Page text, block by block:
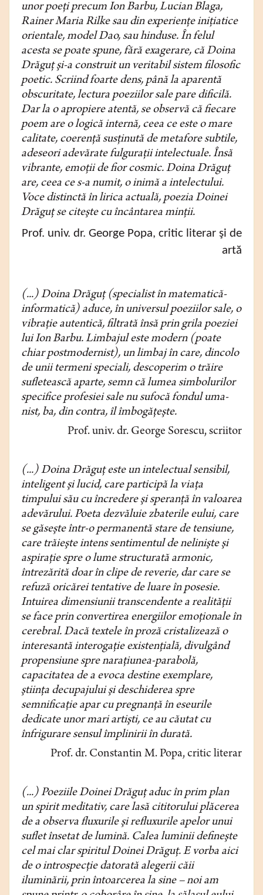
unor poeţi precum Ion Barbu, Lucian Blaga,
Rainer Maria Rilke sau din experienţe iniţiatice
orientale, model Dao, sau hinduse. În felul
acesta se poate spune, fără exa­gerare, că Doina
Drăguţ şi-a construit un veritabil sistem filosofic
poetic. Scriind foarte dens, până la aparentă
obscuritate, lectura poeziilor sale pare dificilă.
Dar la o apropiere atentă, se observă că fiecare
poem are o logică internă, ceea ce este o mare
calitate, coerenţă susţinută de metafore subtile,
adeseori adevărate fulguraţii intelectuale. Însă
vibrante, emoţii de fior cosmic. Doina Drăguţ
are, ceea ce s-a numit, o inimă a intelectului.
Voce distinctă în lirica actuală, poezia Doinei
Drăguţ se citeşte cu încânta­rea minţii.
Prof. univ. dr. George Popa, critic literar şi de
artă
(...) Doina Drăguţ (specialist în matematică-
informatică) aduce, în univer­sul poeziilor sale, o
vibraţie autentică, filtrată însă prin grila poeziei
lui Ion Barbu. Limbajul este modern (poate
chiar postmodernist), un limbaj în care, dincolo
de unii termeni speciali, descoperim o trăire
sufletească aparte, semn că lumea simbolurilor
specifice profesiei sale nu sufocă fondul uma­
nist, ba, din contra, îl îmbogăţeşte.
Prof. univ. dr. George Sorescu, scriitor
(...) Doina Drăguţ este un intelectual sensibil,
inteligent şi lucid, care parti­cipă la viaţa
timpului său cu încredere şi speranţă în valoarea
adevărului. Poeta dezvăluie zbaterile eului, care
se găseşte într-o permanentă stare de tensiune,
care trăieşte intens sentimentul de nelinişte şi
aspiraţie spre o lume structurată armonic,
întrezărită doar în clipe de reverie, dar care se
refuză oricărei tentative de luare în posesie.
Intuirea dimensiunii transcendente a realităţii
se face prin convertirea energiilor emoţionale în
cerebral. Dacă textele în proză cristalizează o
interesantă interogaţie existenţială, divul­gând
propensiune spre naraţiunea-parabolă,
capacitatea de a evoca desti­ne exemplare,
ştiinţa decupajului şi deschiderea spre
semnificaţie apar cu pregnanţă în eseurile
dedicate unor mari artişti, ce au căutat cu
înfrigurare sensul împlinirii în durată.
Prof. dr. Constantin M. Popa, critic literar
(...) Poeziile Doinei Drăguţ aduc în prim plan
un spirit meditativ, care lasă cititorului plăcerea
de a observa fluxurile şi refluxurile apelor unui
suflet în­setat de lumină. Calea luminii defineşte
cel mai clar spiritul Doinei Drăguţ. E vorba aici
de o introspecţie datorată alegerii căii
iluminării, prin întoarce­rea la sine – noi am